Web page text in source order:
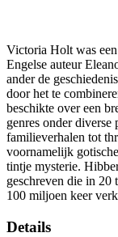
Victoria Holt was
Engelse auteur
ander de
door het te
beschikte over een
genres onder
familieverhalen tot
voornamelijk
tintje mysterie.
geschreven die in 20
100 miljoen keer
Details